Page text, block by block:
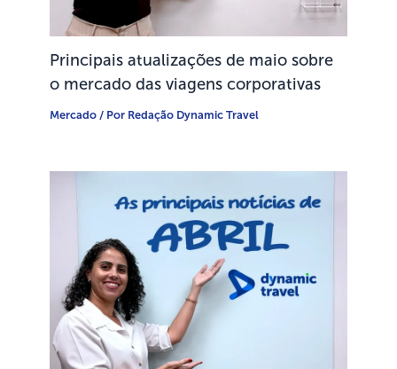
Principais atualizações de maio sobre
o mercado das viagens corporativas
Mercado / Por Redação Dynamic Travel